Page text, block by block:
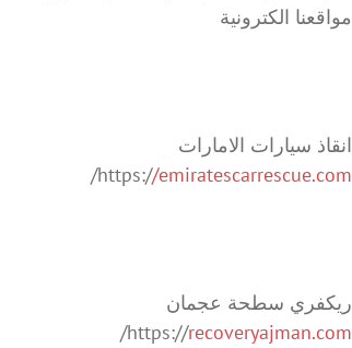
مواقعنا الكترونية
انقاذ سيارات الامارات
https://emiratescarrescue.com
/
ريكفري سطحة عجمان
https://recoveryajman.com
/